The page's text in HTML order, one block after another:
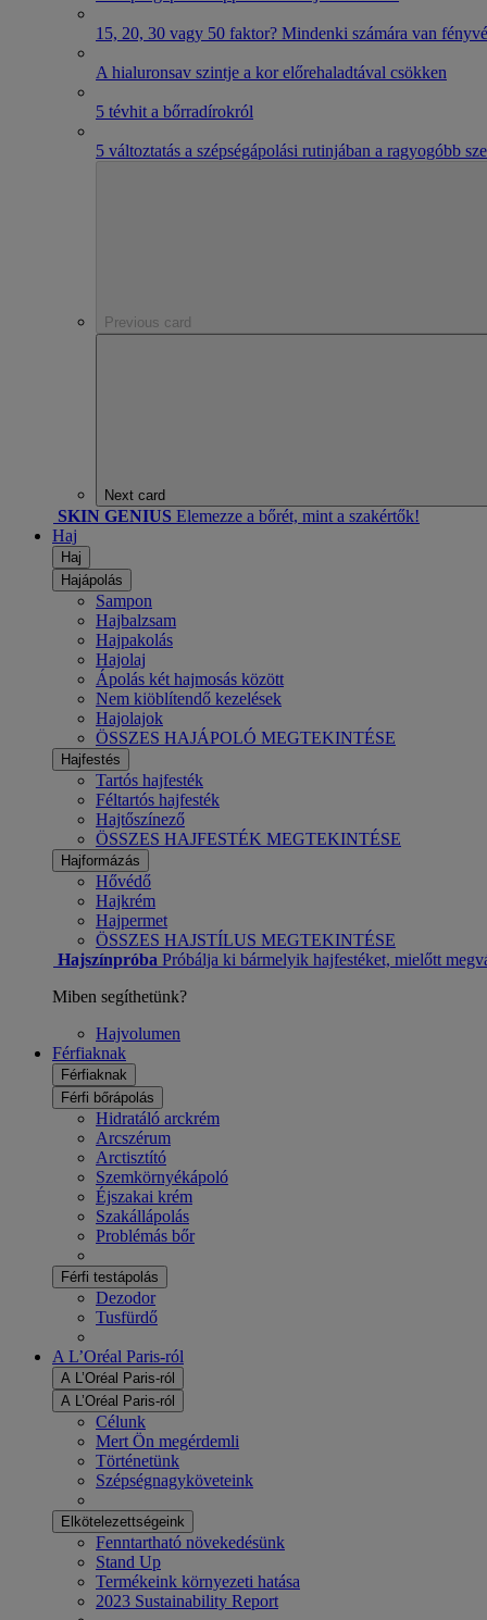
15, 20, 30 vagy 50 faktor? Mindenki számára van
A hialuronsav szintje a kor előrehaladtával csökken
5 tévhit a bőrradírokról
5 változtatás a szépségápolási rutinjában a ragyogóbb
Previous card
Next card
SKIN GENIUS Elemezze a bőrét, mint a szakértők!
Haj
Haj
Hajápolás
Sampon
Hajbalzsam
Hajpakolás
Hajolaj
Ápolás két hajmosás között
Nem kiöblítendő kezelések
Hajolajok
ÖSSZES HAJÁPOLÓ MEGTEKINTÉSE
Hajfestés
Tartós hajfesték
Féltartós hajfesték
Hajtőszínező
ÖSSZES HAJFESTÉK MEGTEKINTÉSE
Hajformázás
Hővédő
Hajkrém
Hajpermet
ÖSSZES HAJSTÍLUS MEGTEKINTÉSE
Hajszínpróba Próbálja ki bármelyik hajfestéket, mielőtt
Miben segíthetünk?
Hajvolumen
Férfiaknak
Férfiaknak
Férfi bőrápolás
Hidratáló arckrém
Arcszérum
Arctisztító
Szemkörnyékápoló
Éjszakai krém
Szakállápolás
Problémás bőr
Férfi testápolás
Dezodor
Tusfürdő
A L’Oréal Paris-ról
A L’Oréal Paris-ról
A L’Oréal Paris-ról
Célunk
Mert Ön megérdemli
Történetünk
Szépségnagyköveteink
Elkötelezettségeink
Fenntartható növekedésünk
Stand Up
Termékeink környezeti hatása
2023 Sustainability Report